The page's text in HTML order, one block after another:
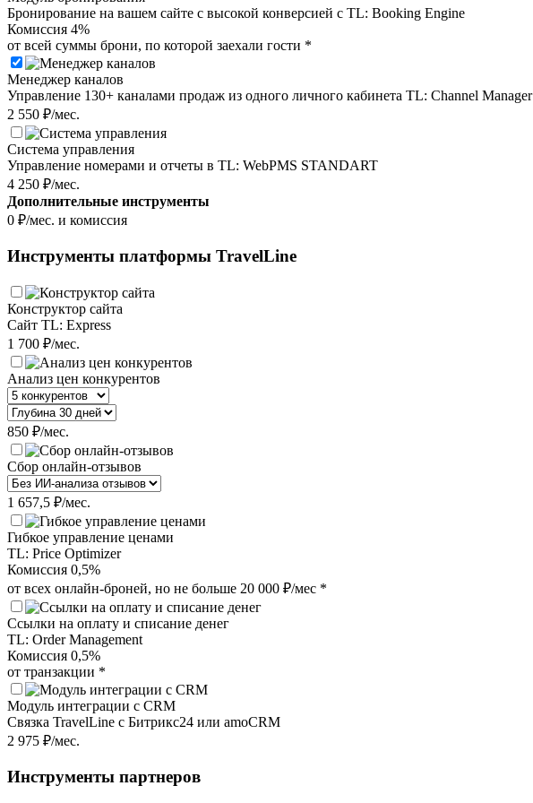
Бронирование на вашем сайте с высокой конверсией с TL: Booking Engine
Комиссия 4%
от всей суммы брони, по которой заехали гости *
Менеджер каналов
Управление 130+ каналами продаж из одного личного кабинета TL: Channel Manager
2 550 ₽/мес.
Система управления
Управление номерами и отчеты в TL: WebPMS STANDART
4 250 ₽/мес.
Дополнительные инструменты
0 ₽/мес. и комиссия
Инструменты платформы TravelLine
Конструктор сайта
Сайт TL: Express
1 700 ₽/мес.
Анализ цен конкурентов
850 ₽/мес.
Сбор онлайн-отзывов
1 657,5 ₽/мес.
Гибкое управление ценами
TL: Price Optimizer
Комиссия 0,5%
от всех онлайн-броней, но не больше 20 000 ₽/мес *
Ссылки на оплату и списание денег
TL: Order Management
Комиссия 0,5%
от транзакции *
Модуль интеграции с CRM
Связка TravelLine с Битрикс24 или amoCRM
2 975 ₽/мес.
Инструменты партнеров